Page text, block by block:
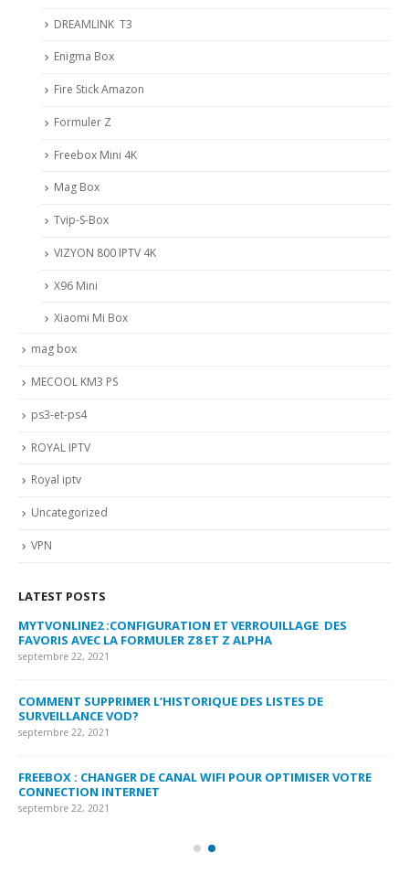
DREAMLINK T3
Enigma Box
Fire Stick Amazon
Formuler Z
Freebox Mini 4K
Mag Box
Tvip-S-Box
VIZYON 800 IPTV 4K
X96 Mini
Xiaomi Mi Box
mag box
MECOOL KM3 PS
ps3-et-ps4
ROYAL IPTV
Royal iptv
Uncategorized
VPN
LATEST POSTS
MYTVONLINE2 :CONFIGURATION ET VERROUILLAGE DES
FAVORIS AVEC LA FORMULER Z8 ET Z ALPHA
septembre 22, 2021
COMMENT SUPPRIMER L’HISTORIQUE DES LISTES DE
SURVEILLANCE VOD?
septembre 22, 2021
FREEBOX : CHANGER DE CANAL WIFI POUR OPTIMISER VOTRE
CONNECTION INTERNET
septembre 22, 2021